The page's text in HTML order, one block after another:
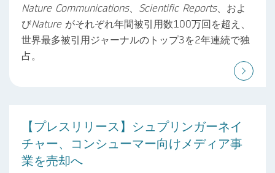
Nature Communications、 Scientific Reports、およ
びNatureがそれぞれ年間被引用数100万回を超え、
世界最多被引用ジャーナルのトップ3を2年連続で独
占。
【プレスリリース】シュプリンガーネイ
チャー、コンシューマー向けメディア事
業を売却へ